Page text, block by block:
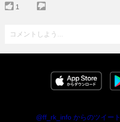
1
コメントしよう...
@ff_rk_info からのツイート